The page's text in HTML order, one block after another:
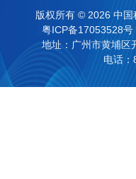
版权所有 © 2026 中国
粤ICP备17053528号
地址：广州市黄埔区
电话